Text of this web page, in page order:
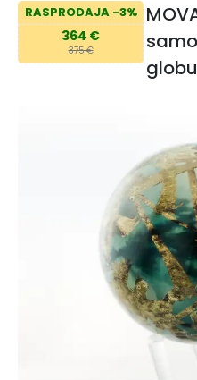
RASPRODAJA -3%
364 €
375 €